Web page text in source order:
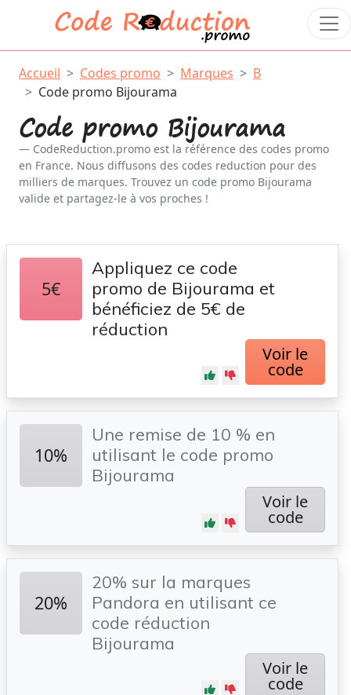
Accueil Codes promo Marques
B
Code promo Bijourama
Code promo Bijourama
CodeReduction.promo est la référence des codes promo
en France. Nous diffusons des codes reduction pour des
milliers de marques. Trouvez un code promo Bijourama
valide et partagez-le à vos proches !
5€
Appliquez ce code
promo de Bijourama et
bénéficiez de 5€ de
réduction
Voir le
code
10%
Une remise de 10 % en
utilisant le code promo
Bijourama
Voir le
code
20%
20% sur la marques
Pandora en utilisant ce
code réduction
Bijourama
Voir le
code